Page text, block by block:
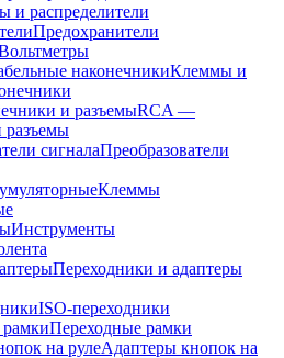
и распределители
Предохранители
Клеммы и
RCA —
разъемы
Преобразователи
Клеммы
Инструменты
Переходники и адаптеры
ISO-переходники
Переходные рамки
Адаптеры кнопок на